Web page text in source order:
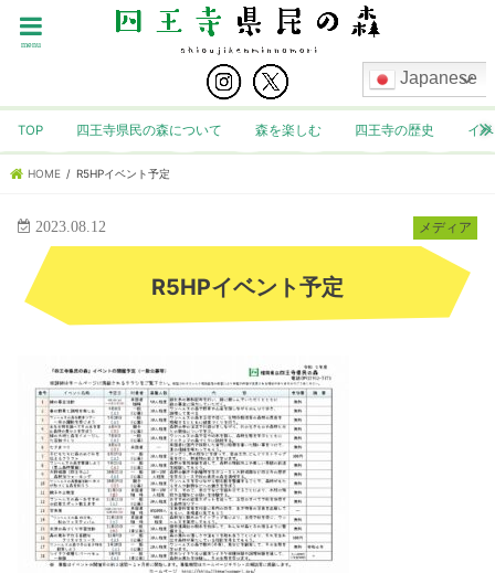
Japanese
menu
TOP 四王寺県民の森について 森を楽しむ 四王寺の歴史 イ
HOME R5HPイベント予定
メディア
2023.08.12
R5HPイベント予定